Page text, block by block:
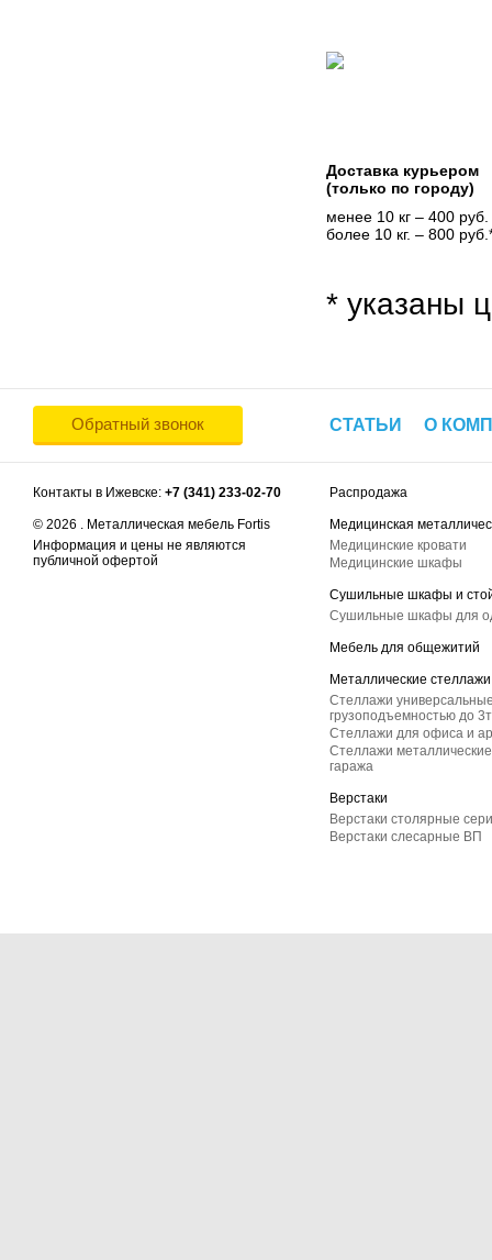
Доставка курьером
(только по городу)
менее 10 кг – 400 руб.
более 10 кг. – 800
* указаны
Обратный звонок СТАТЬИ О
Контакты в Ижевске: +7 (341) 233-02-70
© 2026 . Металлическая мебель Fortis
Информация и цены не являются
публичной офертой
Распродажа
Медицинская
Медицинские кровати
Медицинские шкафы
Сушильные шкафы и
Сушильные шкафы для
Мебель для общежитий
Металлические стеллажи
Стеллажи
грузоподъемностью до
Стеллажи для офиса и
Стеллажи
гаража
Верстаки
Верстаки столярные
Верстаки слесарные ВП